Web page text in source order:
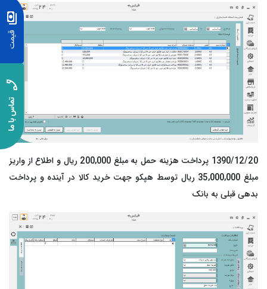
1390/12/20 پرداخت هزینه حمل به مبلغ 200,000 ریال و اطلاع از واریز
مبلغ 35,000,000 ریال توسط هپکو جهت خرید کالا در آینده و پرداخت
بدهی قبلی به بانک